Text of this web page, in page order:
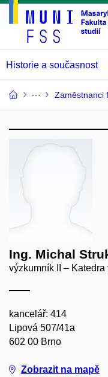
Historie a současnost
Zaměstnanci
Ing. Michal
výzkumník II –
kancelář: 414
Lipová 507/41a
602 00 Brno
Zobrazit na mapě